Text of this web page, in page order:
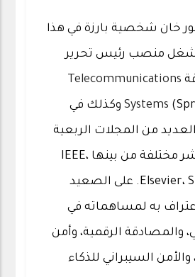
خان شخصية بارزة في هذا
منصب رئيس تحرير
Telecommunications
Systems (Springer-Nature) وكذلك في
من المجلات الربعية
العليا في دور نشر مختلفة من بينها IEEE،
Elsevier، Springer، Wiley. على الصعيد
به لمساهماته في
والمصادقة الرقمية، وأمن
والأمن السيبراني للذكاء